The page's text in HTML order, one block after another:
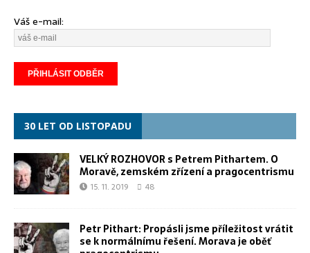
Váš e-mail:
30 LET OD LISTOPADU
VELKÝ ROZHOVOR s Petrem Pithartem. O
Moravě, zemském zřízení a pragocentrismu
15. 11. 2019 48
Petr Pithart: Propásli jsme příležitost vrátit
se k normálnímu řešení. Morava je oběť